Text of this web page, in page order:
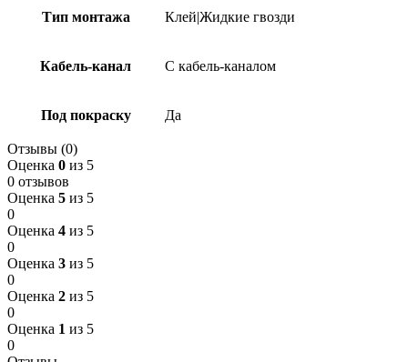
Тип монтажа Клей|Жидкие гвозди
Кабель-канал С кабель-каналом
Под покраску Да
Отзывы (0)
Оценка 0 из 5
0 отзывов
Оценка 5 из 5
0
Оценка 4 из 5
0
Оценка 3 из 5
0
Оценка 2 из 5
0
Оценка 1 из 5
0